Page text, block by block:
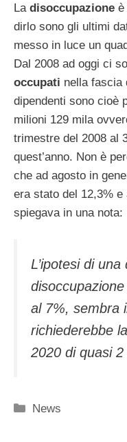
La disoccupazione è
dirlo sono gli ultimi
messo in luce un
Dal 2008 ad oggi ci
occupati nella fascia
dipendenti sono cioè
milioni 129 mila
trimestre del 2008 al
quest’anno. Non è
che ad agosto in
era stato del 12,3%
spiegava in una nota:
L’ipotesi di
al 7%, sembra
richiederebbe
2020 di quasi
Categorie
News